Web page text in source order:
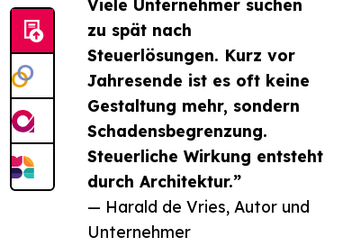
Viele Unternehmer suchen
zu spät nach
Steuerlösungen. Kurz vor
Jahresende ist es oft keine
Gestaltung mehr, sondern
Schadensbegrenzung.
Steuerliche Wirkung entsteht
durch Architektur.”
— Harald de Vries, Autor und
Unternehmer